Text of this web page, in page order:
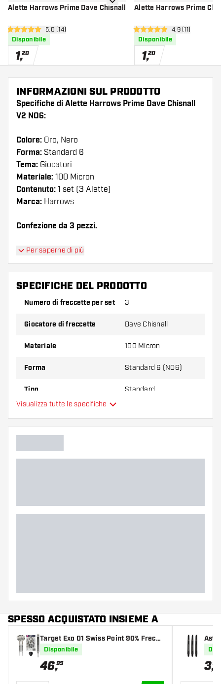
Alette Harrows Prime Dave Chisnall
apri pannello recensioni
5 stelle di valutazione
5.0 (14)
Disponibile
1,20
aggiungi alla lista dei desideri
Alette Harrows Prime
apri pannello
4.9 stelle di valutazione
4.9 (11)
Disponibile
1,20
INFORMAZIONI SUL PRODOTTO
Specifiche di Alette Harrows Prime Dave Chisnall
V2 NO6:
Colore: Oro, Nero
Forma: Standard 6
Tema: Giocatori
Materiale: 100 Micron
Contenuto: 1 set (3 Alette)
Marca: Harrows
Confezione da 3 pezzi.
Suggerimento di Dartshopper!
Assicuratevi di avere a portata di mano un gran
numero di alette e di astine. Questi possono
Provate una forma, un materiale o uno
variante vi si addice di più!
Per saperne di più
SPECIFICHE DEL PRODOTTO
Numero di freccette per set 3
Giocatore di freccette Dave Chisnall
Materiale 100 Micron
Forma Standard 6 (NO6)
Tipo Standard
Colori aggiuntivi
Visualizza tutte le specifiche
SPESSO ACQUISTATO INSIEME A
Target Exo 01 Swiss Point 90% Frecce
tte Steel Darts
Disponibile
46,95
ver
3,95